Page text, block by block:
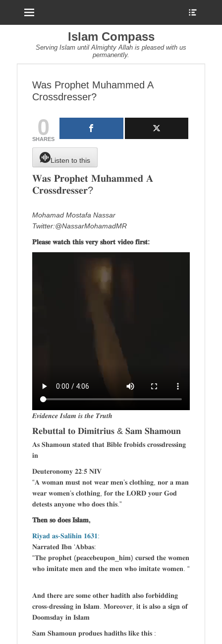
Islam Compass
Serving Islam until Almighty Allah is pleased with us
permanently.
Was Prophet Muhammed A
Crossdresser?
0
SHARES
Listen to this
𝐖𝐚𝐬 𝐏𝐫𝐨𝐩𝐡𝐞𝐭 𝐌𝐮𝐡𝐚𝐦𝐦𝐞𝐝 𝐀
𝐂𝐫𝐨𝐬𝐬𝐝𝐫𝐞𝐬𝐬𝐞𝐫?
Mohamad Mostafa Nassar
Twitter:@NassarMohamadMR
𝐏𝐥𝐞𝐚𝐬𝐞 𝐰𝐚𝐭𝐜𝐡 𝐭𝐡𝐢𝐬 𝐯𝐞𝐫𝐲 𝐬𝐡𝐨𝐫𝐭 𝐯𝐢𝐝𝐞𝐨 𝐟𝐢𝐫𝐬𝐭:
𝑬𝒗𝒊𝒅𝒆𝒏𝒄𝒆 𝑰𝒔𝒍𝒂𝒎 𝒊𝒔 𝒕𝒉𝒆 𝑻𝒓𝒖𝒕𝒉
𝐑𝐞𝐛𝐮𝐭𝐭𝐚𝐥 𝐭𝐨 𝐃𝐢𝐦𝐢𝐭𝐫𝐢𝐮𝐬 & 𝐒𝐚𝐦 𝐒𝐡𝐚𝐦𝐨𝐮𝐧
𝐀𝐬 𝐒𝐡𝐚𝐦𝐨𝐮𝐧 𝐬𝐭𝐚𝐭𝐞𝐝 𝐭𝐡𝐚𝐭 𝐁𝐢𝐛𝐥𝐞 𝐟𝐫𝐨𝐛𝐢𝐝𝐬 𝐜𝐫𝐨𝐬𝐬𝐝𝐫𝐞𝐬𝐬𝐢𝐧𝐠
𝐢𝐧
𝐃𝐞𝐮𝐭𝐞𝐫𝐨𝐧𝐨𝐦𝐲 𝟐𝟐:𝟓 𝐍𝐈𝐕
“𝐀 𝐰𝐨𝐦𝐚𝐧 𝐦𝐮𝐬𝐭 𝐧𝐨𝐭 𝐰𝐞𝐚𝐫 𝐦𝐞𝐧’𝐬 𝐜𝐥𝐨𝐭𝐡𝐢𝐧𝐠, 𝐧𝐨𝐫 𝐚 𝐦𝐚𝐧
𝐰𝐞𝐚𝐫 𝐰𝐨𝐦𝐞𝐧’𝐬 𝐜𝐥𝐨𝐭𝐡𝐢𝐧𝐠, 𝐟𝐨𝐫 𝐭𝐡𝐞 𝐋𝐎𝐑𝐃 𝐲𝐨𝐮𝐫 𝐆𝐨𝐝
𝐝𝐞𝐭𝐞𝐬𝐭𝐬 𝐚𝐧𝐲𝐨𝐧𝐞 𝐰𝐡𝐨 𝐝𝐨𝐞𝐬 𝐭𝐡𝐢𝐬.”
𝐓𝐡𝐞𝐧 𝐬𝐨 𝐝𝐨𝐞𝐬 𝐈𝐬𝐥𝐚𝐦,
𝐑𝐢𝐲𝐚𝐝 𝐚𝐬-𝐒𝐚𝐥𝐢𝐡𝐢𝐧 𝟏𝟔𝟑𝟏:
𝐍𝐚𝐫𝐫𝐚𝐭𝐞𝐝 𝐈𝐛𝐧 ‘𝐀𝐛𝐛𝐚𝐬:
“𝐓𝐡𝐞 𝐩𝐫𝐨𝐩𝐡𝐞𝐭 (𝐩𝐞𝐚𝐜𝐞𝐛𝐞𝐮𝐩𝐨𝐧_𝐡𝐢𝐦) 𝐜𝐮𝐫𝐬𝐞𝐝 𝐭𝐡𝐞 𝐰𝐨𝐦𝐞𝐧
𝐰𝐡𝐨 𝐢𝐦𝐢𝐭𝐚𝐭𝐞 𝐦𝐞𝐧 𝐚𝐧𝐝 𝐭𝐡𝐞 𝐦𝐞𝐧 𝐰𝐡𝐨 𝐢𝐦𝐢𝐭𝐚𝐭𝐞 𝐰𝐨𝐦𝐞𝐧. “
𝐀𝐧𝐝 𝐭𝐡𝐞𝐫𝐞 𝐚𝐫𝐞 𝐬𝐨𝐦𝐞 𝐨𝐭𝐡𝐞𝐫 𝐡𝐚𝐝𝐢𝐭𝐡 𝐚𝐥𝐬𝐨 𝐟𝐨𝐫𝐛𝐢𝐝𝐝𝐢𝐧𝐠
𝐜𝐫𝐨𝐬𝐬-𝐝𝐫𝐞𝐬𝐬𝐢𝐧𝐠 𝐢𝐧 𝐈𝐬𝐥𝐚𝐦. 𝐌𝐨𝐫𝐞𝐨𝐯𝐞𝐫, 𝐢𝐭 𝐢𝐬 𝐚𝐥𝐬𝐨 𝐚 𝐬𝐢𝐠𝐧 𝐨𝐟
𝐃𝐨𝐨𝐦𝐬𝐝𝐚𝐲 𝐢𝐧 𝐈𝐬𝐥𝐚𝐦
𝐒𝐚𝐦 𝐒𝐡𝐚𝐦𝐨𝐮𝐧 𝐩𝐫𝐨𝐝𝐮𝐞𝐬 𝐡𝐚𝐝𝐢𝐭𝐡𝐬 𝐥𝐢𝐤𝐞 𝐭𝐡𝐢𝐬 :